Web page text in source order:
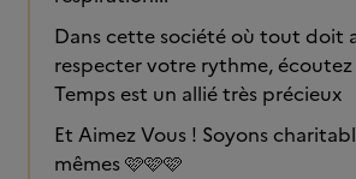
Dans cette société où tout doit
respecter votre rythme, écoutez
Temps est un allié très précieux
Et Aimez Vous ! Soyons
mêmes 🩷🩷🩷